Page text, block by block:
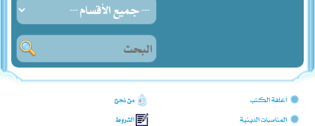
أغلفة الكتب
المناسبات الدينية
من نحن؟
الشروط